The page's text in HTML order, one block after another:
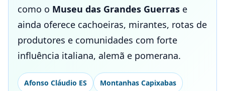
como o Museu das Grandes Guerras e
ainda oferece cachoeiras, mirantes, rotas de
produtores e comunidades com forte
influência italiana, alemã e pomerana.
Afonso Cláudio ES Montanhas Capixabas